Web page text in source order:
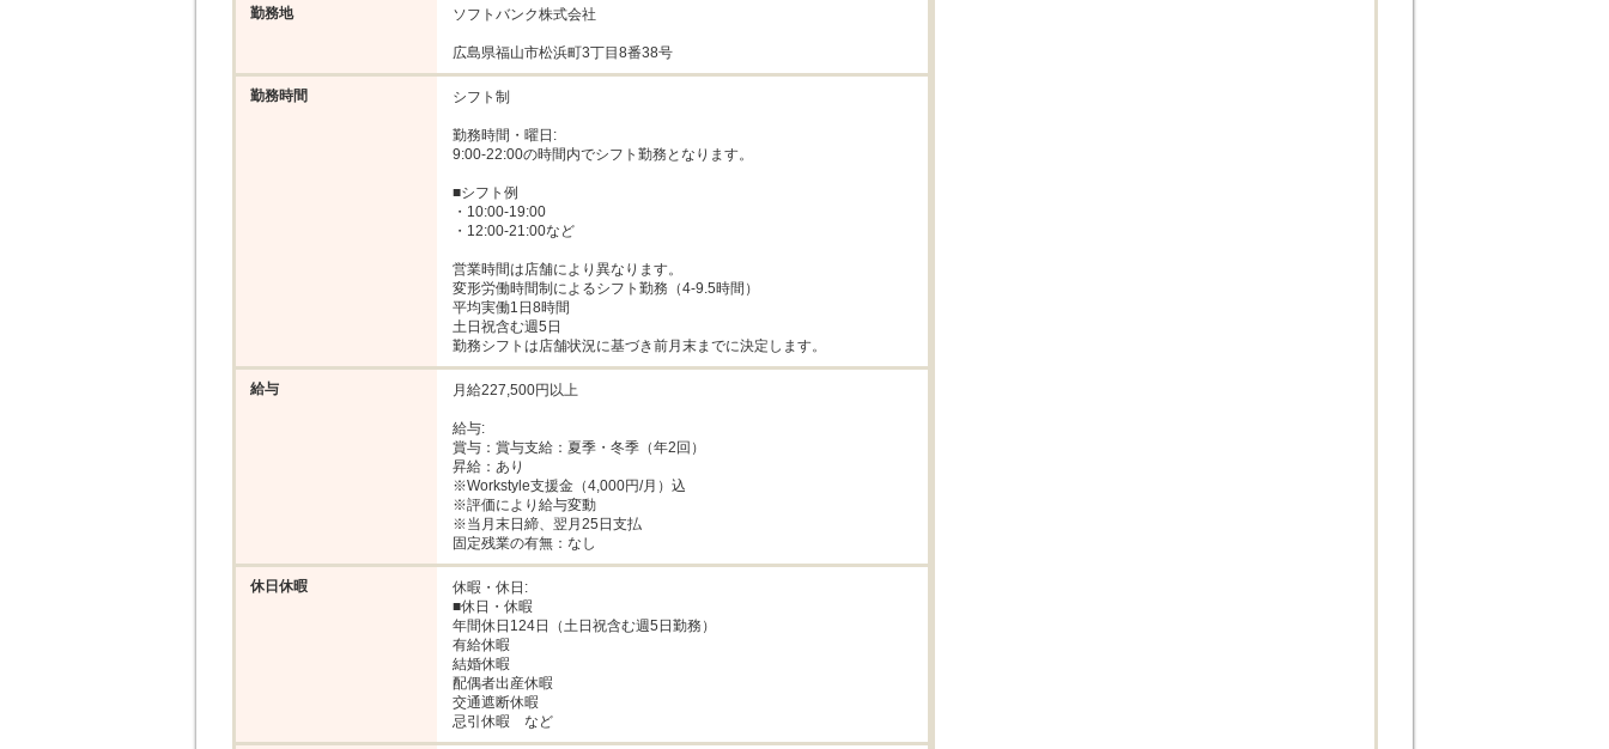
勤務地 ソフトバンク株式会社
広島県福山市松浜町3丁目8番38号
勤務時間 シフト制
勤務時間・曜日:
9:00-22:00の時間内でシフト勤務となります。
■シフト例
・10:00-19:00
・12:00-21:00など
営業時間は店舗により異なります。
変形労働時間制によるシフト勤務（4-9.5時間）
平均実働1日8時間
土日祝含む週5日
勤務シフトは店舗状況に基づき前月末までに決定します。
給与 月給227,500円以上
給与:
賞与：賞与支給：夏季・冬季（年2回）
昇給：あり
※Workstyle支援金（4,000円/月）込
※評価により給与変動
※当月末日締、翌月25日支払
固定残業の有無：なし
休日休暇
休暇・休日:
■休日・休暇
年間休日124日（土日祝含む週5日勤務）
有給休暇
結婚休暇
配偶者出産休暇
交通遮断休暇
忌引休暇　など